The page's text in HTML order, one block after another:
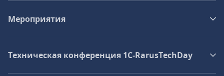
Мероприятия
Техническая конференция 1C‑RarusTechDay